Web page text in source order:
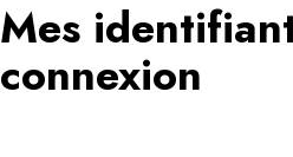
Mes
connexion